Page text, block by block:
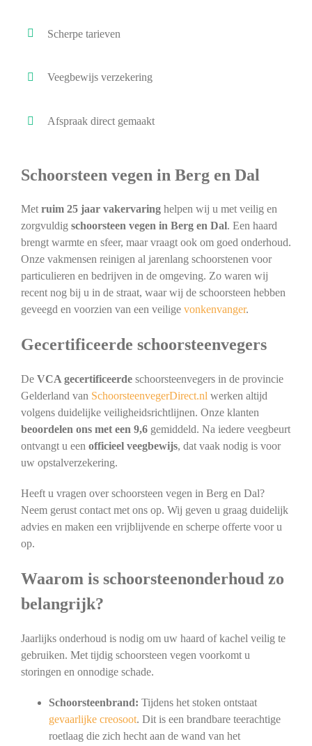
Scherpe tarieven
Veegbewijs verzekering
Afspraak direct gemaakt
Schoorsteen vegen in Berg en Dal
Metruim 25 jaar vakervaringhelpen wij u met veilig en
zorgvuldig schoorsteen vegen in Berg en Dal. Een haard
brengt warmte en sfeer, maar vraagt ook om goed onderhoud.
Onze vakmensen reinigen al jarenlang schoorstenen voor
particulieren en bedrijven in de omgeving. Zo waren wij
recent nog bij u in de straat, waar wij de schoorsteen hebben
geveegd en voorzien van een veilige vonkenvanger.
Gecertificeerde schoorsteenvegers
De VCA gecertificeerdeschoorsteenvegers in de provincie
Gelderland van SchoorsteenvegerDirect.nl werken altijd
volgens duidelijke veiligheidsrichtlijnen. Onze klanten
beoordelen ons met een 9,6gemiddeld. Na iedere veegbeurt
ontvangt u een officieel veegbewijs, dat vaak nodig is voor
uw opstalverzekering.
Heeft u vragen over schoorsteen vegen in Berg en Dal?
Neem gerust contact met ons op. Wij geven u graag duidelijk
advies en maken een vrijblijvende en scherpe offerte voor u
op.
Waarom is schoorsteenonderhoud zo
belangrijk?
Jaarlijks onderhoud is nodig om uw haard of kachel veilig te
gebruiken. Met tijdig schoorsteen vegen voorkomt u
storingen en onnodige schade.
Schoorsteenbrand: Tijdens het stoken ontstaat
gevaarlijke creosoot. Dit is een brandbare teerachtige
roetlaag die zich hecht aan de wand van het